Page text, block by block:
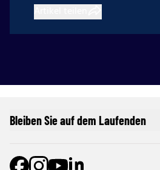
Bleiben Sie auf dem Laufenden